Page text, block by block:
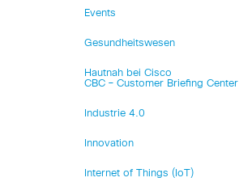
Events
Gesundheitswesen
Hautnah bei Cisco
CBC – Customer Briefing Center
Industrie 4.0
Innovation
Internet of Things (IoT)